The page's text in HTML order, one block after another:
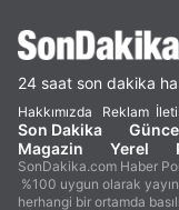
24 saat son dakika
Hakkımızda Reklam
Son Dakika
Magazin
Yerel
SonDakika.com Haber
%100 uygun olarak
herhangi bir ortamda